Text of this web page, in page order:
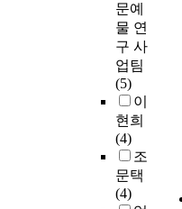
문예
물 연
구 사
업팀
(5)
이
현희
(4)
조
문택
(4)